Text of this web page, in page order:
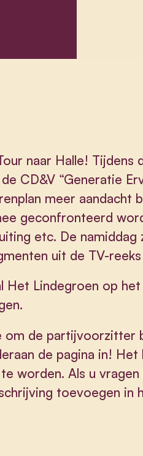
naar Halle! Tijdens
CD&V “Generatie
meer aandacht
geconfronteerd
etc. De namiddag
uit de TV-
Het Lindegroen op
om de partijvoorzitter
de pagina in!
worden. Als u
toevoegen in